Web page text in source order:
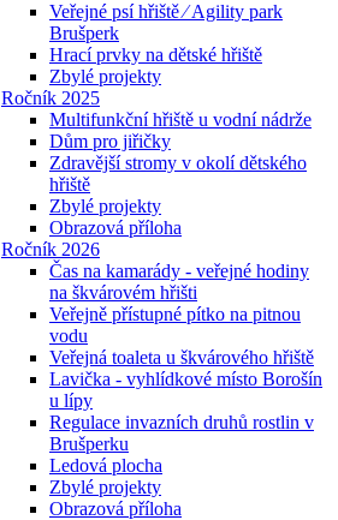
Veřejné psí hřiště ⁄ Agility park
Brušperk
Hrací prvky na dětské hřiště
Zbylé projekty
Ročník 2025
Multifunkční hřiště u vodní nádrže
Dům pro jiřičky
Zdravější stromy v okolí dětského
hřiště
Zbylé projekty
Obrazová příloha
Ročník 2026
Čas na kamarády - veřejné hodiny
na škvárovém hřišti
Veřejně přístupné pítko na pitnou
vodu
Veřejná toaleta u škvárového hřiště
Lavička - vyhlídkové místo Borošín
u lípy
Regulace invazních druhů rostlin v
Brušperku
Ledová plocha
Zbylé projekty
Obrazová příloha